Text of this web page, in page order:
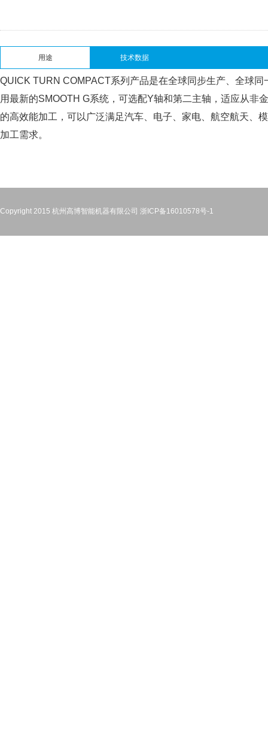
用途 技术数据
QUICK TURN COMPACT系列产品是在全球同步生产、全球
用最新的SMOOTH G系统，可选配Y轴和第二主轴，适应从非
的高效能加工，可以广泛满足汽车、电子、家电、航空航天、
加工需求。
Copyright 2015 杭州高博智能机器有限公司 浙ICP备16010578号-1